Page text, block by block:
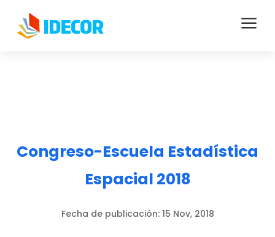
a
Congreso-Escuela Estadística
Espacial 2018
Fecha de publicación: 15 Nov, 2018